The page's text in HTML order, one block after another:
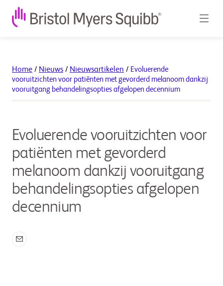
Home / Nieuws / Nieuwsartikelen / Evoluerende
vooruitzichten voor patiënten met gevorderd melanoom dankzij
vooruitgang behandelingsopties afgelopen decennium
Evoluerende vooruitzichten voor
patiënten met gevorderd
melanoom dankzij vooruitgang
behandelingsopties afgelopen
decennium